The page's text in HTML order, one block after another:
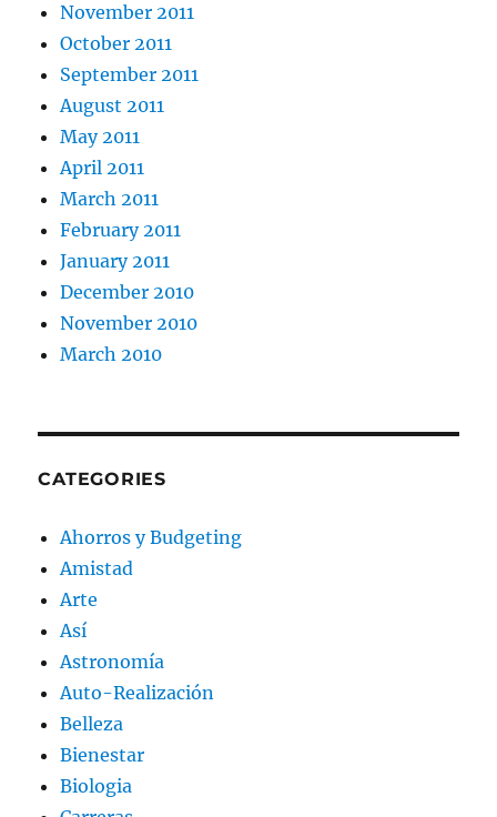
November 2011
October 2011
September 2011
August 2011
May 2011
April 2011
March 2011
February 2011
January 2011
December 2010
November 2010
March 2010
CATEGORIES
Ahorros y Budgeting
Amistad
Arte
Así
Astronomía
Auto-Realización
Belleza
Bienestar
Biologia